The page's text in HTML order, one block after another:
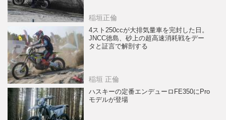
稲垣正倫
4スト250ccが大排気量車を完封した日。
JNCC徳島、砂上の超高速消耗戦をデー
タと証言で解剖する
稲垣 正倫
ハスキーの定番エンデューロFE350にPro
モデルが登場